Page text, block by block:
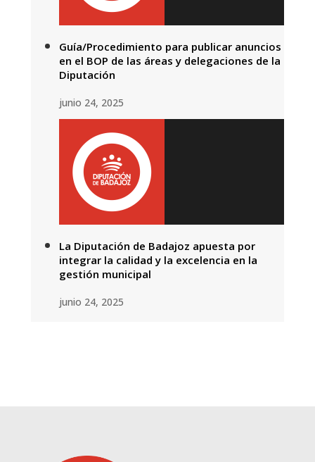
Guía/Procedimiento para publicar anuncios
en el BOP de las áreas y delegaciones de la
Diputación
junio 24, 2025
La Diputación de Badajoz apuesta por
integrar la calidad y la excelencia en la
gestión municipal
junio 24, 2025